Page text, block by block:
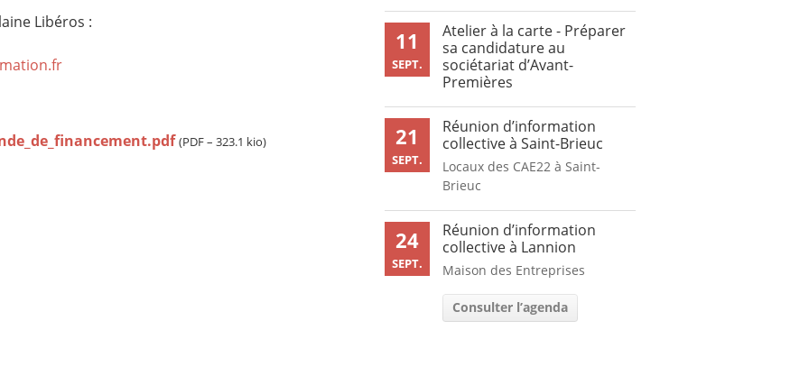
Libéros :
(PDF – 323.1 kio)
11
SEPT.
Atelier à la carte - Préparer
sa candidature au
sociétariat d’Avant-
Premières
21
SEPT.
Réunion d’information
collective à Saint-Brieuc
Locaux des CAE22 à Saint-
Brieuc
24
SEPT.
Réunion d’information
collective à Lannion
Maison des Entreprises
Consulter l’agenda